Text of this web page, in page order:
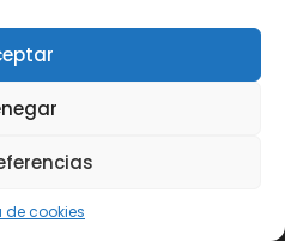
de cookies